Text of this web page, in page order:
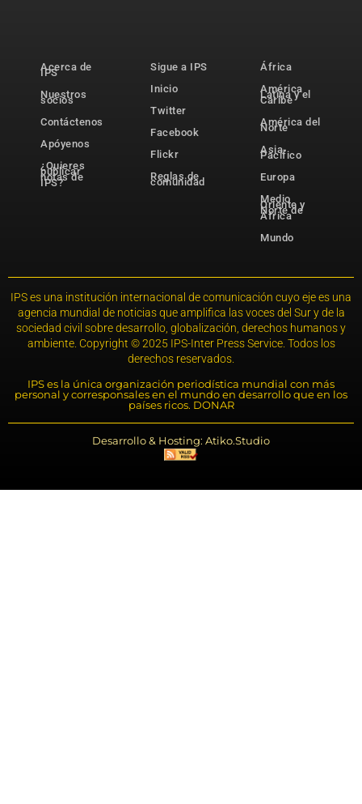
Acerca de
IPS
Nuestros
socios
Contáctenos
Apóyenos
¿Quieres
publicar
notas de
IPS?
Sigue a IPS
Inicio
Twitter
Facebook
Flickr
Reglas de
comunidad
África
América
Latina y el
Caribe
América del
Norte
Asia-
Pacífico
Europa
Medio
Oriente y
Norte de
África
Mundo
IPS es una institución internacional de comunicación cuyo eje es una
agencia mundial de noticias que amplifica las voces del Sur y de la
sociedad civil sobre desarrollo, globalización, derechos humanos y
ambiente. Copyright © 2025 IPS-Inter Press Service. Todos los
derechos reservados.
IPS es la única organización periodística mundial con más
personal y corresponsales en el mundo en desarrollo que en los
países ricos. DONAR
Desarrollo & Hosting: Atiko.Studio